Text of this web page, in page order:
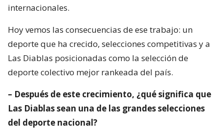
internacionales.
Hoy vemos las consecuencias de ese trabajo: un
deporte que ha crecido, selecciones competitivas y a
Las Diablas posicionadas como la selección de
deporte colectivo mejor rankeada del país.
– Después de este crecimiento, ¿qué significa que
Las Diablas sean una de las grandes selecciones
del deporte nacional?